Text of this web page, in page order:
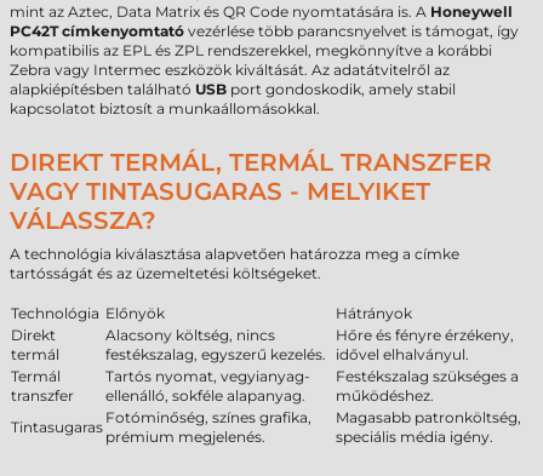
mint az Aztec, Data Matrix és QR Code nyomtatására is. A Honeywell
PC42T címkenyomtató vezérlése több parancsnyelvet is támogat, így
kompatibilis az EPL és ZPL rendszerekkel, megkönnyítve a korábbi
Zebra vagy Intermec eszközök kiváltását. Az adatátvitelről az
alapkiépítésben található USB port gondoskodik, amely stabil
kapcsolatot biztosít a munkaállomásokkal.
DIREKT TERMÁL, TERMÁL TRANSZFER
VAGY TINTASUGARAS - MELYIKET
VÁLASSZA?
A technológia kiválasztása alapvetően határozza meg a címke
tartósságát és az üzemeltetési költségeket.
Technológia Előnyök
Hátrányok
Direkt
termál
Alacsony költség, nincs
festékszalag, egyszerű kezelés.
Hőre és fényre érzékeny,
idővel elhalványul.
Termál
transzfer
Tartós nyomat, vegyianyag-
ellenálló, sokféle alapanyag.
Festékszalag szükséges a
működéshez.
Tintasugaras
Fotóminőség, színes grafika,
prémium megjelenés.
Magasabb patronköltség,
speciális média igény.